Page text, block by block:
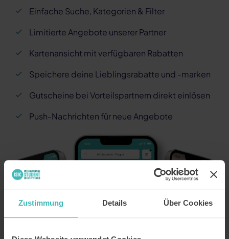
Zustimmung Details Über Cookies
Einfache Suche, Kategorien & Filter
Limitierte Angebote unserer Partner
Kartenansicht mit verfügbaren Rabatten
Speichere deine Lieblingsrabatte und -marken
Gutscheine bei Vorteilspartnern direkt einlösen
Push-Nachrichten für neue Angebote